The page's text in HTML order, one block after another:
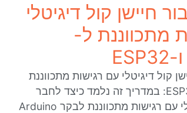
חיישן קול דיגיטלי
מתכווננת ל-
קול דיגיטלי עם רגישות מתכווננת
ל-Arduino ו-ESP32: במדריך זה נלמד כיצד לחבר
חיישן קול דיגיטלי עם רגישות מתכווננת לבקר Arduino